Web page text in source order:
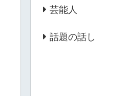
芸能人
話題の話し